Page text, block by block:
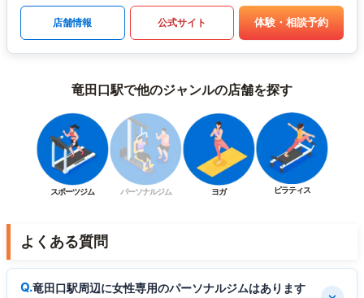
店舗情報 公式サイト 体験・相談予約
竜田口駅で他のジャンルの店舗を探す
スポーツジム パーソナルジム ヨガ ピラティス
よくある質問
竜田口駅周辺に女性専用のパーソナルジムはあります